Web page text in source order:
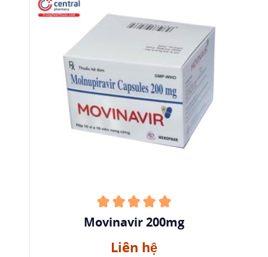
vọng trong việc giảm gánh nặng của SARS-CoV-2
đối với toàn thế giới.
Molnupiravir có thể được xem là thuốc đặc trị
đầu tiên cho những bệnh nhân bị nhiễm SARS-
CoV-2, ức chế sự phát triển của virus và làm
giảm các triệu chứng của những bệnh nhân
Movinavir 200mg
Liên hệ